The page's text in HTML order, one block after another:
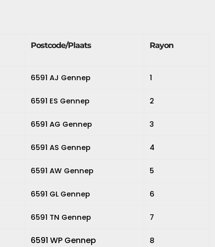
Postcode/Plaats Rayon
6591 AJ Gennep 1
6591 ES Gennep 2
6591 AG Gennep 3
6591 AS Gennep 4
6591 AW Gennep 5
6591 GL Gennep 6
6591 TN Gennep 7
6591 WP Gennep 8